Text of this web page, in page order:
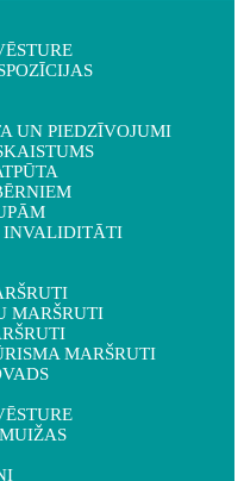
UN PIEDZĪVOJUMI
INVALIDITĀTI
MARŠRUTI
MARŠRUTI